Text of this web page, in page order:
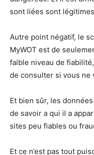
sont liées sont
Autre point négatif, le
MyWOT est de
faible niveau de
de consulter si vous ne
Et bien sûr, les
de savoir a qui il a
sites peu fiables ou
Et ce n’est pas tout